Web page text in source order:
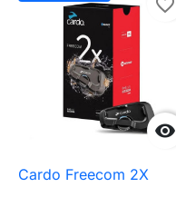

favorite_border
Cardo Freecom 2X